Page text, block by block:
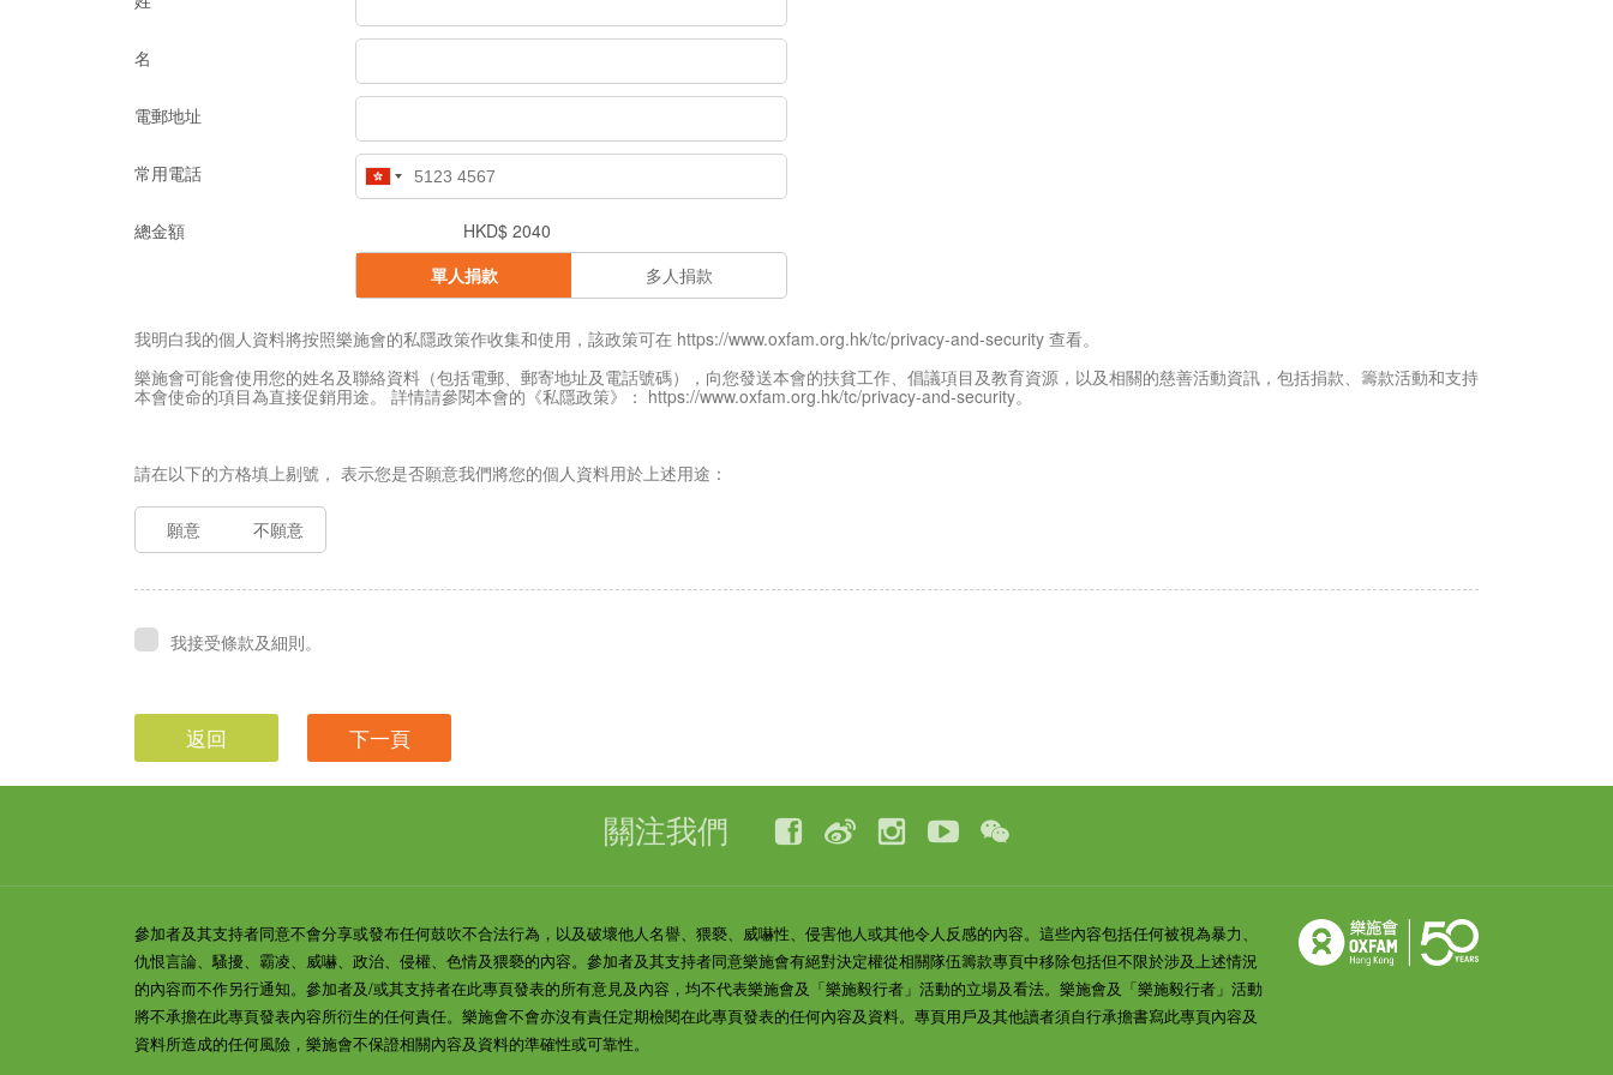
名
電郵地址
常用電話
總金額
HKD$ 2040
單人捐款
多人捐款
我明白我的個人資料將按照樂施會的私隱政策作收集和使用，該政策可在 https://www.oxfam.org.hk/tc/privacy-and-security 查看。
樂施會可能會使用您的姓名及聯絡資料（包括電郵、郵寄地址及電話號碼），向您發送本會的扶貧工作、倡議項目及教育資源，以及相關的慈善活動資訊，包括捐款、籌款活動和支持
本會使命的項目為直接促銷用途。 詳情請參閱本會的《私隱政策》： https://www.oxfam.org.hk/tc/privacy-and-security。
請在以下的方格填上剔號， 表示您是否願意我們將您的個人資料用於上述用途：
願意 不願意
我接受條款及細則。
返回 下一頁
關注我們
參加者及其支持者同意不會分享或發布任何鼓吹不合法行為，以及破壞他人名譽、猥褻、威嚇性、侵害他人或其他令人反感的內容。這些內容包括任何被視為暴力、
仇恨言論、騷擾、霸凌、威嚇、政治、侵權、色情及猥褻的內容。參加者及其支持者同意樂施會有絕對決定權從相關隊伍籌款專頁中移除包括但不限於涉及上述情況
的內容而不作另行通知。參加者及/或其支持者在此專頁發表的所有意見及內容，均不代表樂施會及「樂施毅行者」活動的立場及看法。樂施會及「樂施毅行者」活動
將不承擔在此專頁發表內容所衍生的任何責任。樂施會不會亦沒有責任定期檢閱在此專頁發表的任何內容及資料。專頁用戶及其他讀者須自行承擔書寫此專頁內容及
資料所造成的任何風險，樂施會不保證相關內容及資料的準確性或可靠性。